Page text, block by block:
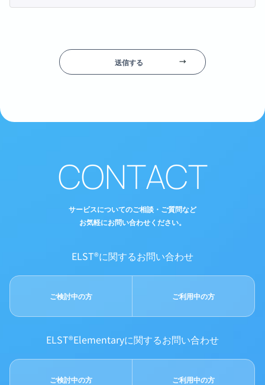
送信する
CONTACT
サービスについてのご相談・ご質問など
お気軽にお問い合わせください。
ELST®に関するお問い合わせ
ご検討中の方 ご利用中の方
ELST®Elementaryに関するお問い合わせ
ご検討中の方 ご利用中の方